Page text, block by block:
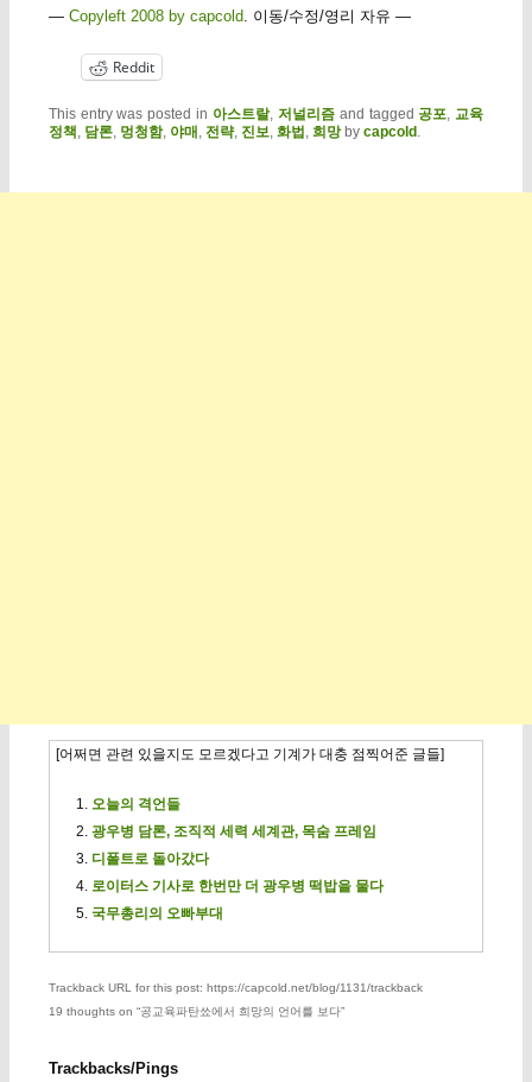
— Copyleft 2008 by capcold. 이동/수정/영리 자유 —
Reddit
This entry was posted in 아스트랄, 저널리즘and tagged 공포, 교육
정책 , 담론, 멍청함, 야매 , 전략, 진보, 화법 , 희망by capcold .
[어쩌면 관련 있을지도 모르겠다고 기계가 대충 점찍어준 글들]
오늘의 격언들
광우병 담론, 조직적 세력 세계관, 목숨 프레임
디폴트로 돌아갔다
로이터스 기사로 한번만 더 광우병 떡밥을 물다
국무총리의 오빠부대
Trackback URL for this post: https://capcold.net/blog/1131/trackback
19 thoughts on “공교육파탄쑈에서 희망의 언어를 보다”
Trackbacks/Pings